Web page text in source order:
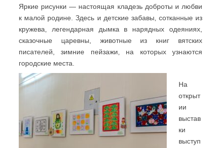
Яркие рисунки — настоящая кладезь доброты и любви
к малой родине. Здесь и детские забавы, сотканные из
кружева, легендарная дымка в нарядных одеяниях,
сказочные царевны, животные из книг вятских
писателей, зимние пейзажи, на которых узнаются
городские места.
На
открыт
ии
выстав
ки
выступ